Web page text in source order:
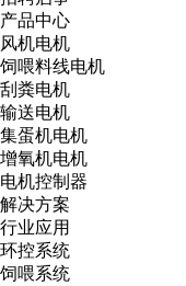
产品中心
风机电机
饲喂料线电机
刮粪电机
输送电机
集蛋机电机
增氧机电机
电机控制器
解决方案
行业应用
环控系统
饲喂系统